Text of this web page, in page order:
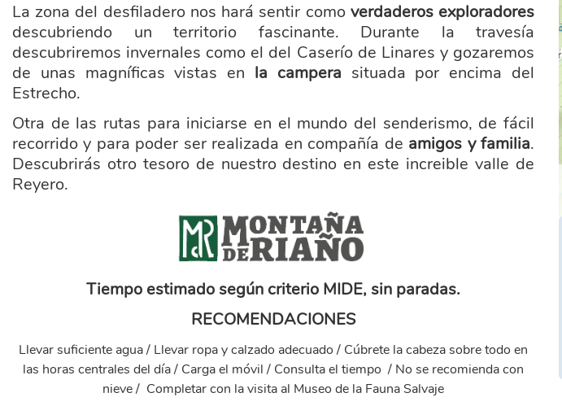
La zona del desfiladero nos hará sentir como verdaderos exploradores
descubriendo un territorio fascinante. Durante la travesía
descubriremos invernales como el del Caserío de Linares y gozaremos
de unas magníficas vistas en la campera situada por encima del
Estrecho.
Otra de las rutas para iniciarse en el mundo del senderismo, de fácil
recorrido y para poder ser realizada en compañía de amigos y familia.
Descubrirás otro tesoro de nuestro destino en este increible valle de
Reyero.
marca_montana_riano_transpar_.png
Tiempo estimado según criterio MIDE, sin paradas.
RECOMENDACIONES
Llevar suficiente agua / Llevar ropa y calzado adecuado / Cúbrete la cabeza sobre todo en
las horas centrales del día / Carga el móvil / Consulta el tiempo / No se recomienda con
nieve / Completar con la visita al Museo de la Fauna Salvaje